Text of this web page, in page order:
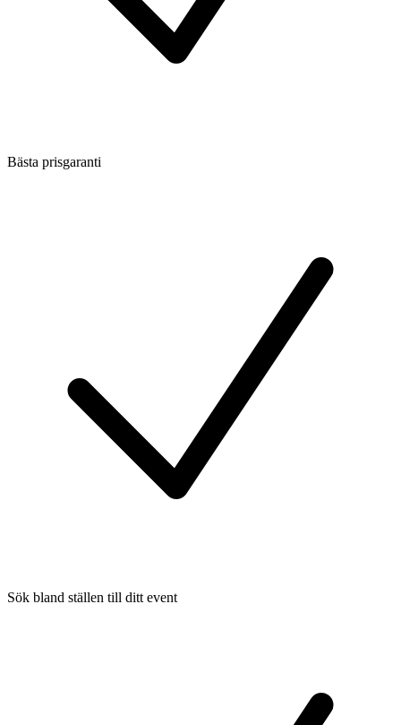
Bästa prisgaranti
Sök bland ställen till ditt event